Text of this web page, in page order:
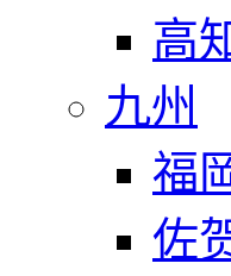
高
九州
福
佐